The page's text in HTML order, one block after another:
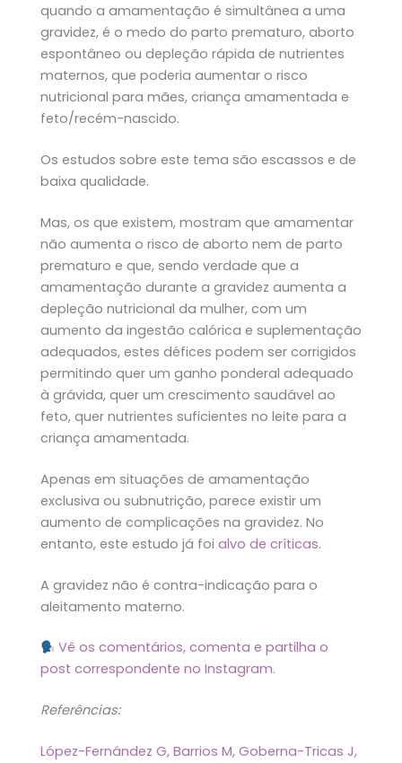
quando a amamentação é simultânea a uma
gravidez, é o medo do parto prematuro, aborto
espontâneo ou depleção rápida de nutrientes
maternos, que poderia aumentar o risco
nutricional para mães, criança amamentada e
feto/recém-nascido.
Os estudos sobre este tema são escassos e de
baixa qualidade.
Mas, os que existem, mostram que amamentar
não aumenta o risco de aborto nem de parto
prematuro e que, sendo verdade que a
amamentação durante a gravidez aumenta a
depleção nutricional da mulher, com um
aumento da ingestão calórica e suplementação
adequados, estes défices podem ser corrigidos
permitindo quer um ganho ponderal adequado
à grávida, quer um crescimento saudável ao
feto, quer nutrientes suficientes no leite para a
criança amamentada.
Apenas em situações de amamentação
exclusiva ou subnutrição, parece existir um
aumento de complicações na gravidez. No
entanto, este estudo já foi alvo de críticas.
A gravidez não é contra-indicação para o
aleitamento materno.
Vê os comentários, comenta e partilha o
post correspondente no Instagram.
Referências:
López-Fernández G, Barrios M, Goberna-Tricas J,